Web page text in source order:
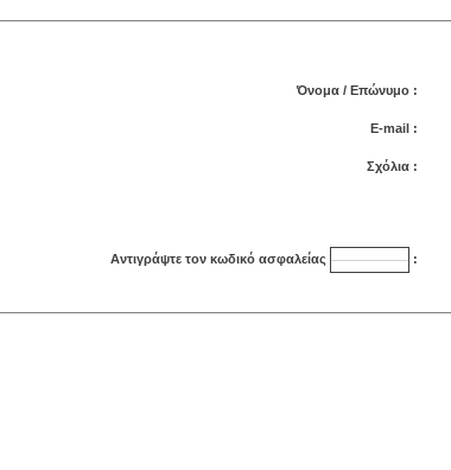
Όνομα / Επώνυμο :
E-mail :
Σχόλια :
Αντιγράψτε τον κωδικό ασφαλείας :